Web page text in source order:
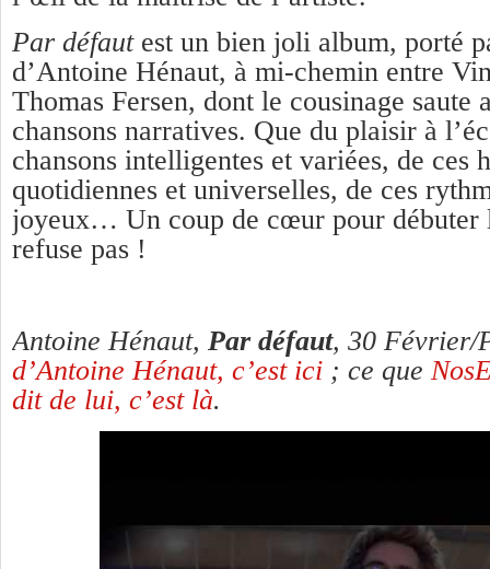
Par défautest un bien joli album, porté
d’Antoine Hénaut, à mi-chemin entre
Thomas Fersen, dont le cousinage saute
chansons narratives. Que du plaisir à
chansons intelligentes et variées, de ces
quotidiennes et universelles, de ces
joyeux… Un coup de cœur pour débuter
refuse pas !
Antoine Hénaut, Par défaut, 30 Février/
d’Antoine Hénaut, c’est ici ; ce que
dit de lui, c’est là.